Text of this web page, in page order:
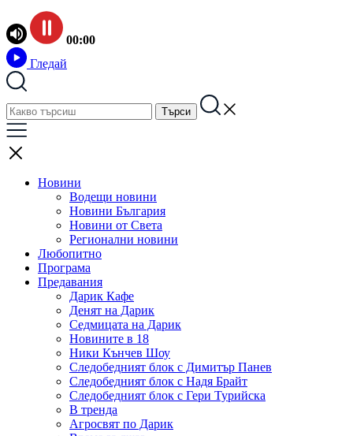
00:00
Гледай
Новини
Водещи новини
Новини България
Новини от Света
Регионални новини
Любопитно
Програма
Предавания
Дарик Кафе
Денят на Дарик
Седмицата на Дарик
Новините в 18
Ники Кънчев Шоу
Следобедният блок с Димитър Панев
Следобедният блок с Надя Брайт
Следобедният блок с Гери Турийска
В тренда
Агросвят по Дарик